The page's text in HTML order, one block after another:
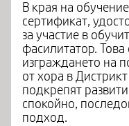
В края на
сертификат,
за участие в
фасилитатор.
изграждането на
от хора в
подкрепят
спокойно,
подход.